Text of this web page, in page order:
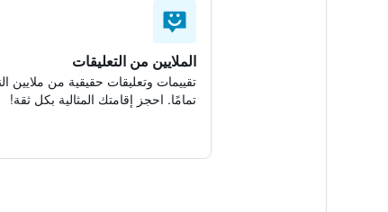
الملايين من التعليقات
تقييمات وتعليقات حقيقية من ملايين
تمامًا. احجز إقامتك المثالية بكل ثقة!